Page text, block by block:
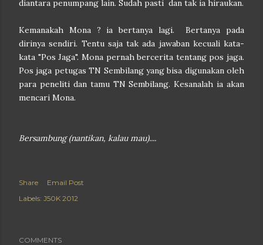
diantara penumpang lain. Sudah pasti dan tak ia hiraukan.
Kemanakah Mona ? ia bertanya lagi. Bertanya pada
dirinya sendiri. Tentu saja tak ada jawaban kecuali kata-
kata "Pos Jaga". Mona pernah bercerita tentang pos jaga.
Pos jaga petugas TN Sembilang yang bisa digunakan oleh
para peneliti dan tamu TN Sembilang. Kesanalah ia akan
mencari Mona.
Bersambung (nantikan, kalau mau)....
Share
Email Post
Labels: J50K 2012
COMMENTS